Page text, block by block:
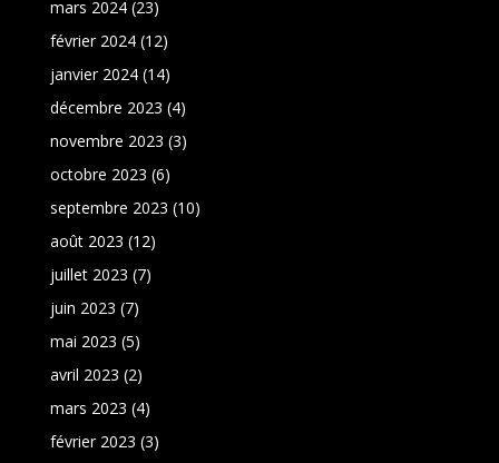
mars 2024(23)
février 2024(12)
janvier 2024(14)
décembre 2023 (4)
novembre 2023 (3)
octobre 2023 (6)
septembre 2023 (10)
août 2023 (12)
juillet 2023 (7)
juin 2023 (7)
mai 2023 (5)
avril 2023 (2)
mars 2023 (4)
février 2023 (3)